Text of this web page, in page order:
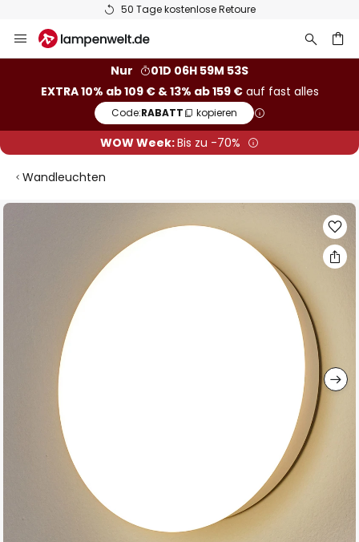
50 Tage kostenlose Retoure
Inhalt
Nur
01D 06H 59M 53S
EXTRA 10% ab 109 € & 13% ab 159 €auf fast alles
Code:RABATT kopieren
WOW Week:Bis zu -70%
Wandleuchten
Zum